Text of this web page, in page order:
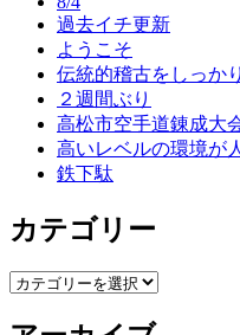
過去イチ更新
ようこそ
伝統的稽古をしっか
２週間ぶり
高松市空手道錬成大
高いレベルの環境が
鉄下駄
カテゴリー
カ